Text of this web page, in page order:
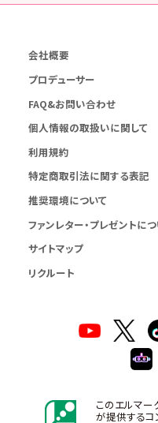
会社概要
プロデューサー
FAQ&お問い合わせ
個人情報の取扱いに関して
利用規約
特定商取引法に関する表記
推奨環境について
ファンレター・プレゼントに
サイトマップ
リクルート
このエルマー
が提供するコ